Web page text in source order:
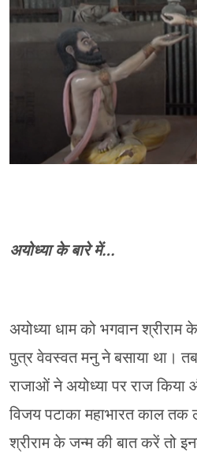
अयोध्या के बारे में…
अयोध्या धाम को भगवान श्रीराम
पुत्र वेवस्वत मनु ने बसाया था।
राजाओं ने अयोध्या पर राज
विजय पटाका महाभारत काल तक
श्रीराम के जन्म की बात करें तो